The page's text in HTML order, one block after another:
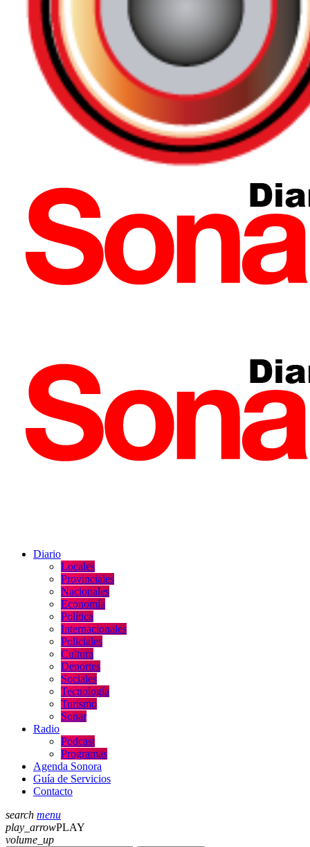
Diario
Locales
Provinciales
Nacionales
Economía
Política
Internacionales
Policiales
Cultura
Deportes
Sociales
Tecnología
Turismo
Sonar
Radio
Podcast
Programas
Agenda Sonora
Guía de Servicios
Contacto
search menu
play_arrowPLAY
volume_up